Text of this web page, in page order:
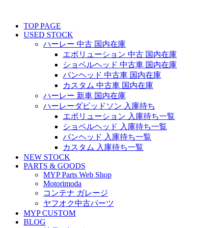
TOP PAGE
USED STOCK
ハーレー 中古 国内在庫
エボリューション 中古 国内在庫
ショベルヘッド 中古車 国内在庫
パンヘッド 中古車 国内在庫
カスタム 中古車 国内在庫
ハーレー 新車 国内在庫
ハーレーダビッドソン 入庫待ち
エボリューション 入庫待ち一覧
ショベルヘッド 入庫待ち一覧
パンヘッド 入庫待ち一覧
カスタム 入庫待ち一覧
NEW STOCK
PARTS & GOODS
MYP Parts Web Shop
Motorimoda
コンテナ ガレージ
ヤフオク中古パーツ
MYP CUSTOM
BLOG